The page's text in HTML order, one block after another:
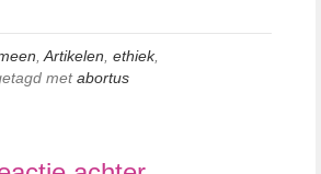
Artikelen ethiek,
metabortus